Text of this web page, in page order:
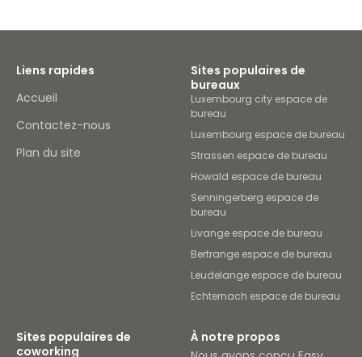
Liens rapides
Accueil
Contactez-nous
Plan du site
Sites populaires de
bureaux
Luxembourg city espace de
bureau
Luxembourg espace de bureau
Strassen espace de bureau
Howald espace de bureau
Senningerberg espace de
bureau
Livange espace de bureau
Bertrange espace de bureau
Leudelange espace de bureau
Echternach espace de bureau
Sites populaires de
coworking
À notre propos